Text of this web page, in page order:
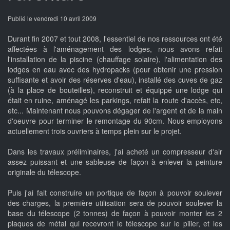
Publié le vendredi 10 avril 2009
Durant fin 2007 et tout 2008, l'essentiel de nos ressources ont été
affectées à l'aménagement des lodges, nous avons refait
l'installation de la piscine (chauffage solaire), l'alimentation des
lodges en eau avec des hydropacks (pour obtenir une pression
suffisante et avoir des réserves d'eau), installé des cuves de gaz
(à la place de bouteilles), reconstruit et équippé une lodge qui
était en ruine, aménagé les parkings, refait la route d'accès, etc,
etc... Maintenant nous pouvons dégager de l'argent et de la main
d'oeuvre pour terminer le remontage du 90cm. Nous employons
actuellement trois ouvriers à temps plein sur le projet.
Dans les travaux préliminaires, j'ai acheté un compresseur d'air
assez puissant et une sableuse de façon à enlever la peinture
originale du télescope.
Puis j'ai fait construire un portique de façon à pouvoir soulever
des charges, la première utilisation sera de pouvoir soulever la
base du télescope (2 tonnes) de façon à pouvoir monter les 2
plaques de métal qui recevront le télescope sur le pilier, et les